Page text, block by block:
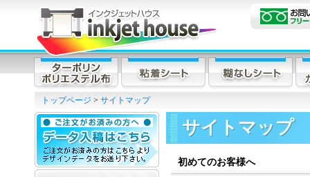
トップページ > サイトマップ
サイトマップ
初めてのお客様へ